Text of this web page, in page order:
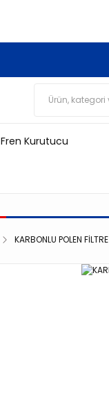
Fren Kurutucu
KARBONLU POLEN FİLTRE